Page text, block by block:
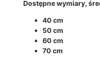
K
Dostępne wymiary,
40 cm
50 cm
60 cm
70 cm